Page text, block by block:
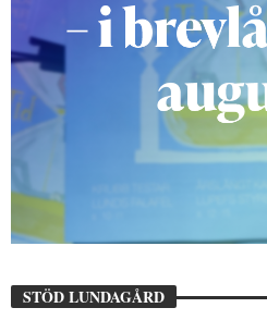
STÖD LUNDAGÅRD